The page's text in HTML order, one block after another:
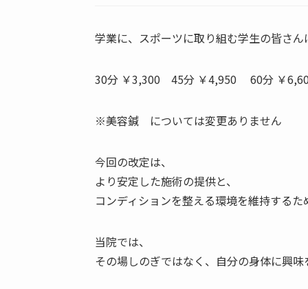
学業に、スポーツに取り組む学生の皆さ
30分 ￥3,300 45分 ￥4,950 60分 ￥
※美容鍼 については変更ありません
今回の改定は、
より安定した施術の提供と、
コンディションを整える環境を維持するた
当院では、
その場しのぎではなく、自分の身体に興味